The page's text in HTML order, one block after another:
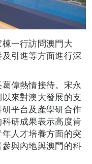
一行訪問澳門大
引進等方面進行深
偉熱情接待。宋永
來對澳大發展的支
平台及產學研合作
研成果表示高度肯
人才培養方面的突
與內地與澳門的科